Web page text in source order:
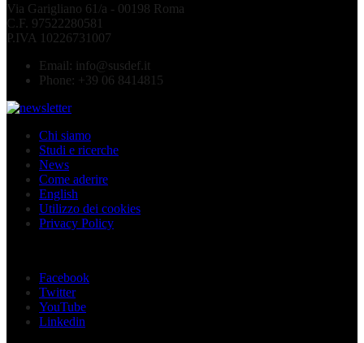
Via Garigliano 61/a - 00198 Roma
C.F. 97522280581
P.IVA 10226731007
Email: info@susdef.it
Phone: +39 06 8414815
Chi siamo
Studi e ricerche
News
Come aderire
English
Utilizzo dei cookies
Privacy Policy
Facebook
Twitter
YouTube
Linkedin